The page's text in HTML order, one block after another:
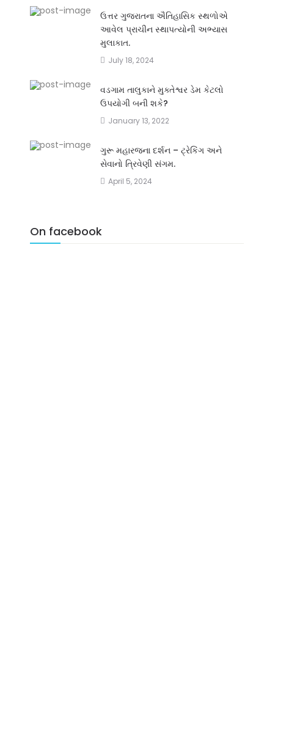
ઉત્તર ગુજરાતના ઐતિહાસિક સ્થળોએ
આવેલ પ્રાચીન સ્થાપત્યોની અભ્યાસ
મુલાકાત.
July 18, 2024
વડગામ તાલુકાને મુક્તેશ્વર ડેમ કેટલો
ઉપયોગી બની શકે?
January 13, 2022
ગુરૂ મહારજના દર્શન – ટ્રેકિંગ અને
સેવાનો ત્રિવેણી સંગમ.
April 5, 2024
On facebook